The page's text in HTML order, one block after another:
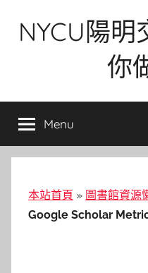
NYCU陽
你
Menu
本站首頁 » 圖書館資源
Google Scholar